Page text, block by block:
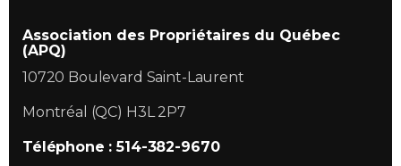
Association des Propriétaires du Québec
(APQ)
10720 Boulevard Saint-Laurent
Montréal (QC) H3L 2P7
Téléphone : 514-382-9670